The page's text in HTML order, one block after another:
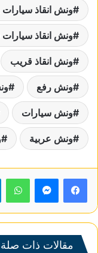
ونش انقاذ
ونش انقاذ
ونش انقاذ قريب
ونش رفع
ونش سيارات
ونش عربية
مقالات ذات صلة